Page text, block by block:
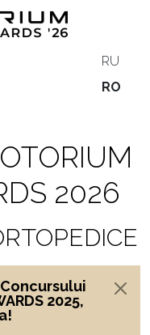
RU
RO
2026
2025,